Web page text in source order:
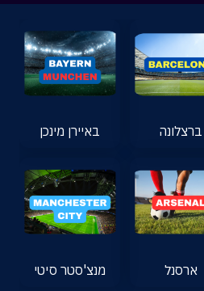
ברצלונה באיירן מינכן
ארסנל מנצ'סטר סיטי